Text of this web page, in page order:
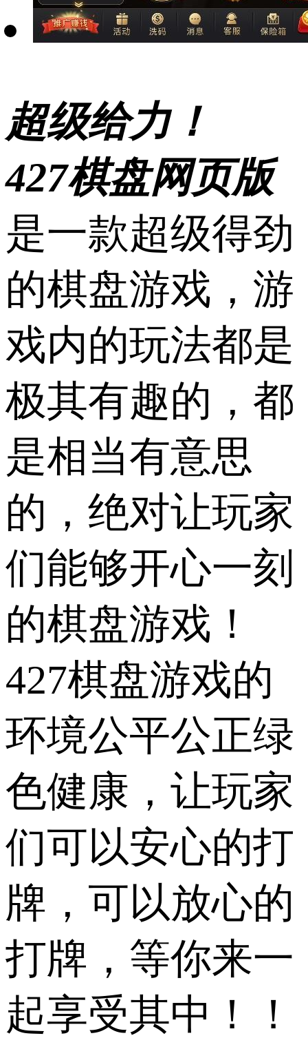
超级给力！
427棋盘网页版
是一款超级得劲
的棋盘游戏，游
戏内的玩法都是
极其有趣的，都
是相当有意思
的，绝对让玩家
们能够开心一刻
的棋盘游戏！
427棋盘游戏的
环境公平公正绿
色健康，让玩家
们可以安心的打
牌，可以放心的
打牌，等你来一
起享受其中！！